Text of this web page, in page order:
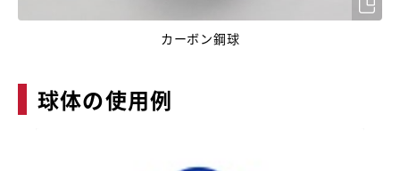
カーボン鋼球
球体の使用例